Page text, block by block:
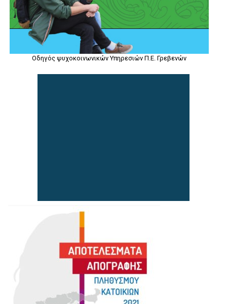
Οδηγός ψυχοκοινωνικών Υπηρεσιών Π.Ε. Γρεβενών